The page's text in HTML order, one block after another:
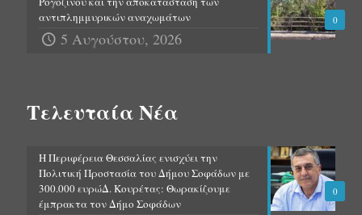
0
αντιπλημμυρικών αναχωμάτων
5 Αυγούστου, 2026
Τελευταία Νέα
0
Η Περιφέρεια Θεσσαλίας ενισχύει την
Πολιτική Προστασία του Δήμου Σοφάδων με
300.000 ευρώΔ. Κουρέτας: Θωρακίζουμε
έμπρακτα τον Δήμο Σοφάδων